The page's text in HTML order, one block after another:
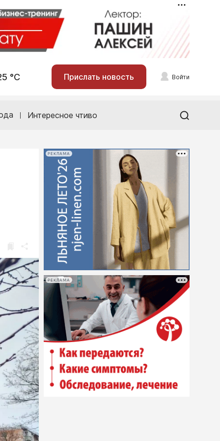
°С Прислать новость Войти
Интересное чтиво
РЕКЛАМА
РЕКЛАМА